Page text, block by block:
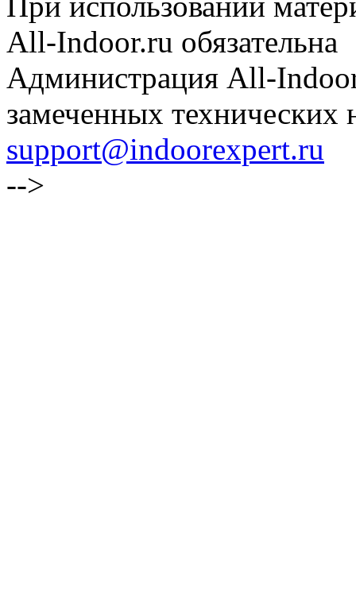
All-Indoor.ru обязательна
Администрация All-
замеченных технических
support@indoorexpert.ru
-->